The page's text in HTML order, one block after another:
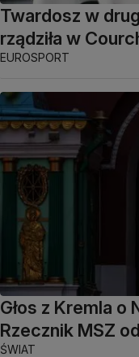
Twardosz w
rządziła w
EUROSPORT
Głos z Kremla
Rzecznik MSZ
ŚWIAT